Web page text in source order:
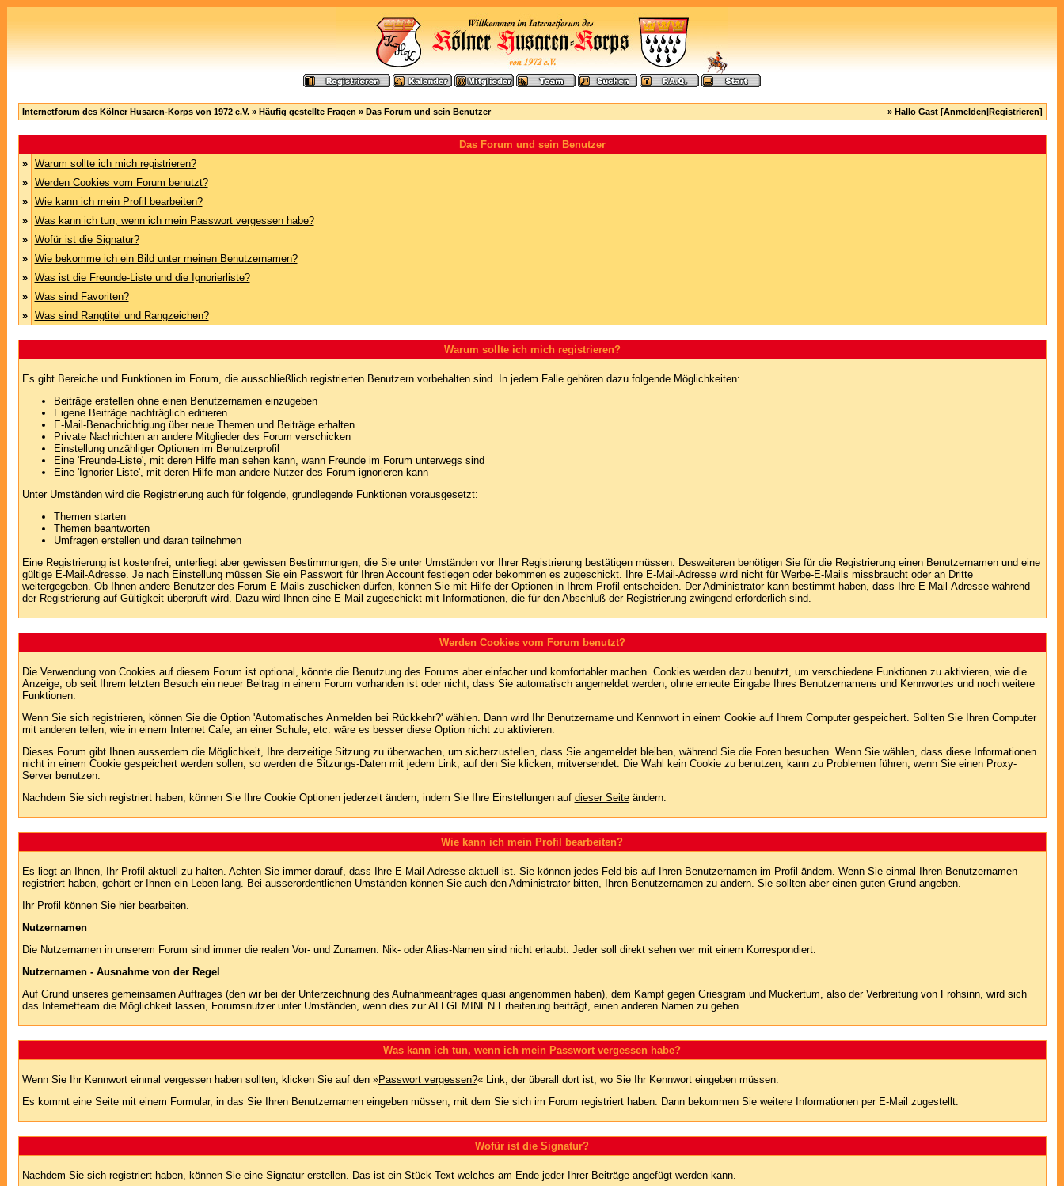
Internetforum des Kölner Husaren-Korps von 1972 e.V.» Häufig gestellte Fragen » Das Forum und sein Benutzer » Hallo Gast [Anmelden|Registrieren]
Das Forum und sein Benutzer
»
Warum sollte ich mich registrieren?
»
Werden Cookies vom Forum benutzt?
»
Wie kann ich mein Profil bearbeiten?
»
Was kann ich tun, wenn ich mein Passwort vergessen habe?
»
Wofür ist die Signatur?
»
Wie bekomme ich ein Bild unter meinen Benutzernamen?
»
Was ist die Freunde-Liste und die Ignorierliste?
»
Was sind Favoriten?
»
Was sind Rangtitel und Rangzeichen?
Warum sollte ich mich registrieren?
Es gibt Bereiche und Funktionen im Forum, die ausschließlich registrierten Benutzern vorbehalten sind. In jedem Falle gehören dazu folgende Möglichkeiten:
Beiträge erstellen ohne einen Benutzernamen einzugeben
Eigene Beiträge nachträglich editieren
E-Mail-Benachrichtigung über neue Themen und Beiträge erhalten
Private Nachrichten an andere Mitglieder des Forum verschicken
Einstellung unzähliger Optionen im Benutzerprofil
Eine 'Freunde-Liste', mit deren Hilfe man sehen kann, wann Freunde im Forum unterwegs sind
Eine 'Ignorier-Liste', mit deren Hilfe man andere Nutzer des Forum ignorieren kann
Unter Umständen wird die Registrierung auch für folgende, grundlegende Funktionen vorausgesetzt:
Themen starten
Themen beantworten
Umfragen erstellen und daran teilnehmen
Eine Registrierung ist kostenfrei, unterliegt aber gewissen Bestimmungen, die Sie unter Umständen vor Ihrer Registrierung bestätigen müssen. Desweiteren benötigen Sie für die Registrierung einen Benutzernamen und eine
gültige E-Mail-Adresse. Je nach Einstellung müssen Sie ein Passwort für Ihren Account festlegen oder bekommen es zugeschickt. Ihre E-Mail-Adresse wird nicht für Werbe-E-Mails missbraucht oder an Dritte
weitergegeben. Ob Ihnen andere Benutzer des Forum E-Mails zuschicken dürfen, können Sie mit Hilfe der Optionen in Ihrem Profil entscheiden. Der Administrator kann bestimmt haben, dass Ihre E-Mail-Adresse während
der Registrierung auf Gültigkeit überprüft wird. Dazu wird Ihnen eine E-Mail zugeschickt mit Informationen, die für den Abschluß der Registrierung zwingend erforderlich sind.
Werden Cookies vom Forum benutzt?
Die Verwendung von Cookies auf diesem Forum ist optional, könnte die Benutzung des Forums aber einfacher und komfortabler machen. Cookies werden dazu benutzt, um verschiedene Funktionen zu aktivieren, wie die
Anzeige, ob seit Ihrem letzten Besuch ein neuer Beitrag in einem Forum vorhanden ist oder nicht, dass Sie automatisch angemeldet werden, ohne erneute Eingabe Ihres Benutzernamens und Kennwortes und noch weitere
Funktionen.
Wenn Sie sich registrieren, können Sie die Option 'Automatisches Anmelden bei Rückkehr?' wählen. Dann wird Ihr Benutzername und Kennwort in einem Cookie auf Ihrem Computer gespeichert. Sollten Sie Ihren Computer
mit anderen teilen, wie in einem Internet Cafe, an einer Schule, etc. wäre es besser diese Option nicht zu aktivieren.
Dieses Forum gibt Ihnen ausserdem die Möglichkeit, Ihre derzeitige Sitzung zu überwachen, um sicherzustellen, dass Sie angemeldet bleiben, während Sie die Foren besuchen. Wenn Sie wählen, dass diese Informationen
nicht in einem Cookie gespeichert werden sollen, so werden die Sitzungs-Daten mit jedem Link, auf den Sie klicken, mitversendet. Die Wahl kein Cookie zu benutzen, kann zu Problemen führen, wenn Sie einen Proxy-
Server benutzen.
Nachdem Sie sich registriert haben, können Sie Ihre Cookie Optionen jederzeit ändern, indem Sie Ihre Einstellungen auf dieser Seiteändern.
Wie kann ich mein Profil bearbeiten?
Es liegt an Ihnen, Ihr Profil aktuell zu halten. Achten Sie immer darauf, dass Ihre E-Mail-Adresse aktuell ist. Sie können jedes Feld bis auf Ihren Benutzernamen im Profil ändern. Wenn Sie einmal Ihren Benutzernamen
registriert haben, gehört er Ihnen ein Leben lang. Bei ausserordentlichen Umständen können Sie auch den Administrator bitten, Ihren Benutzernamen zu ändern. Sie sollten aber einen guten Grund angeben.
Ihr Profil können Sie hierbearbeiten.
Nutzernamen
Die Nutzernamen in unserem Forum sind immer die realen Vor- und Zunamen. Nik- oder Alias-Namen sind nicht erlaubt. Jeder soll direkt sehen wer mit einem Korrespondiert.
Nutzernamen - Ausnahme von der Regel
Auf Grund unseres gemeinsamen Auftrages (den wir bei der Unterzeichnung des Aufnahmeantrages quasi angenommen haben), dem Kampf gegen Griesgram und Muckertum, also der Verbreitung von Frohsinn, wird sich
das Internetteam die Möglichkeit lassen, Forumsnutzer unter Umständen, wenn dies zur ALLGEMINEN Erheiterung beiträgt, einen anderen Namen zu geben.
Was kann ich tun, wenn ich mein Passwort vergessen habe?
Wenn Sie Ihr Kennwort einmal vergessen haben sollten, klicken Sie auf den »Passwort vergessen?« Link, der überall dort ist, wo Sie Ihr Kennwort eingeben müssen.
Es kommt eine Seite mit einem Formular, in das Sie Ihren Benutzernamen eingeben müssen, mit dem Sie sich im Forum registriert haben. Dann bekommen Sie weitere Informationen per E-Mail zugestellt.
Wofür ist die Signatur?
Nachdem Sie sich registriert haben, können Sie eine Signatur erstellen. Das ist ein Stück Text welches am Ende jeder Ihrer Beiträge angefügt werden kann.